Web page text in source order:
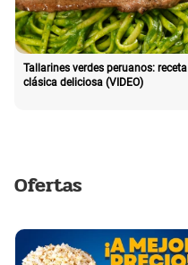
Tallarines verdes peruanos: receta
clásica deliciosa (VIDEO)
Ofertas